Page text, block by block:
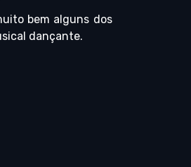
bem alguns dos
dançante.